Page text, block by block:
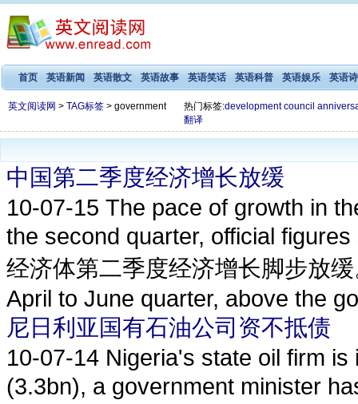
首页 英语新闻 英语散文 英语故事 英语笑话 英语科普 英语娱乐 英语
英文阅读网 > TAG标签 > government 热门标签:development council
翻译
中国第二季度经济增长放缓
10-07-15 The pace of growth in
the second quarter, official
经济体第二季度经济增长脚步放
April to June quarter, above the
尼日利亚国有石油公司资不抵债
10-07-14 Nigeria's state oil firm
(3.3bn), a government minister